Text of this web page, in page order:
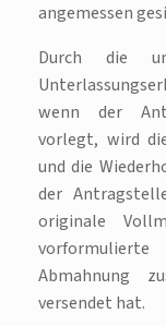
angemessen
Durch die
wenn der
vorlegt, wird
und die
der
originale
Abmahnung
versendet hat.